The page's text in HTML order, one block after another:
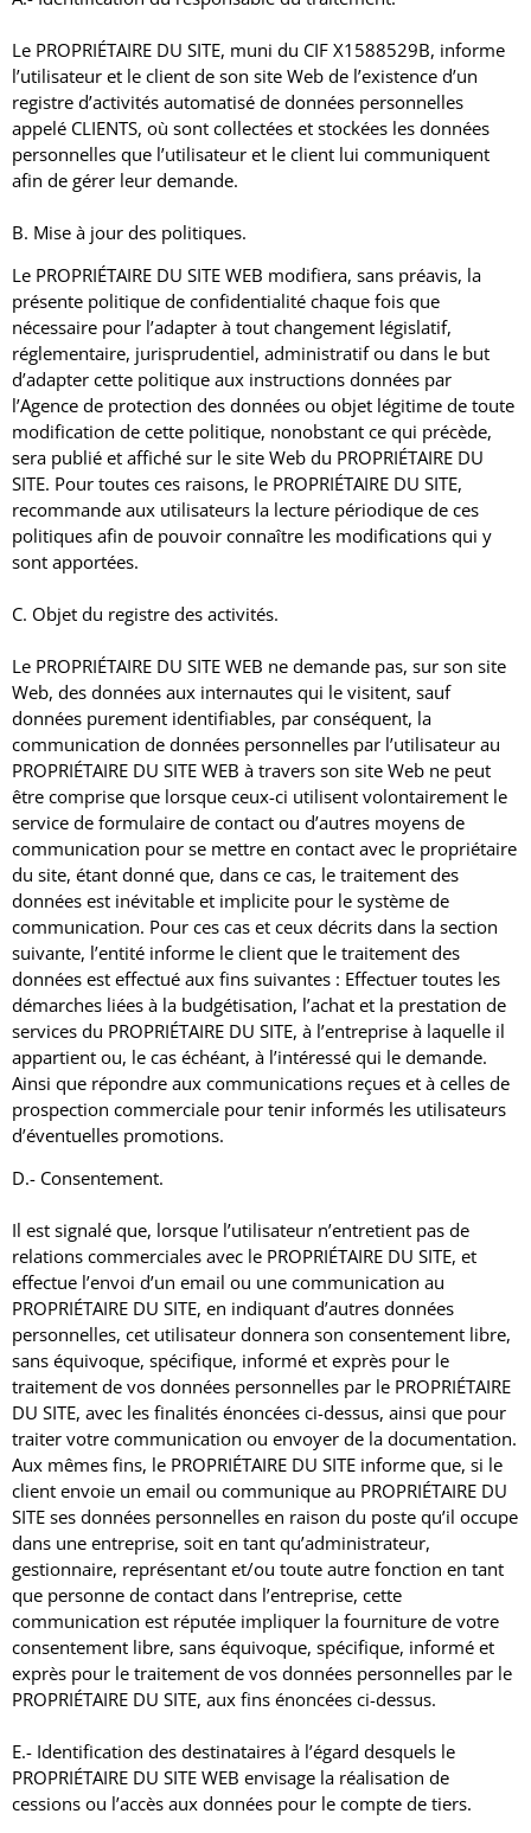
Le PROPRIÉTAIRE DU SITE, muni du CIF X1588529B, informe
l’utilisateur et le client de son site Web de l’existence d’un
registre d’activités automatisé de données personnelles
appelé CLIENTS, où sont collectées et stockées les données
personnelles que l’utilisateur et le client lui communiquent
afin de gérer leur demande.
B. Mise à jour des politiques.
Le PROPRIÉTAIRE DU SITE WEB modifiera, sans préavis, la
présente politique de confidentialité chaque fois que
nécessaire pour l’adapter à tout changement législatif,
réglementaire, jurisprudentiel, administratif ou dans le but
d’adapter cette politique aux instructions données par
l’Agence de protection des données ou objet légitime de toute
modification de cette politique, nonobstant ce qui précède,
sera publié et affiché sur le site Web du PROPRIÉTAIRE DU
SITE. Pour toutes ces raisons, le PROPRIÉTAIRE DU SITE,
recommande aux utilisateurs la lecture périodique de ces
politiques afin de pouvoir connaître les modifications qui y
sont apportées.
C. Objet du registre des activités.
Le PROPRIÉTAIRE DU SITE WEB ne demande pas, sur son site
Web, des données aux internautes qui le visitent, sauf
données purement identifiables, par conséquent, la
communication de données personnelles par l’utilisateur au
PROPRIÉTAIRE DU SITE WEB à travers son site Web ne peut
être comprise que lorsque ceux-ci utilisent volontairement le
service de formulaire de contact ou d’autres moyens de
communication pour se mettre en contact avec le propriétaire
du site, étant donné que, dans ce cas, le traitement des
données est inévitable et implicite pour le système de
communication. Pour ces cas et ceux décrits dans la section
suivante, l’entité informe le client que le traitement des
données est effectué aux fins suivantes : Effectuer toutes les
démarches liées à la budgétisation, l’achat et la prestation de
services du PROPRIÉTAIRE DU SITE, à l’entreprise à laquelle il
appartient ou, le cas échéant, à l’intéressé qui le demande.
Ainsi que répondre aux communications reçues et à celles de
prospection commerciale pour tenir informés les utilisateurs
d’éventuelles promotions.
D.- Consentement.
Il est signalé que, lorsque l’utilisateur n’entretient pas de
relations commerciales avec le PROPRIÉTAIRE DU SITE, et
effectue l’envoi d’un email ou une communication au
PROPRIÉTAIRE DU SITE, en indiquant d’autres données
personnelles, cet utilisateur donnera son consentement libre,
sans équivoque, spécifique, informé et exprès pour le
traitement de vos données personnelles par le PROPRIÉTAIRE
DU SITE, avec les finalités énoncées ci-dessus, ainsi que pour
traiter votre communication ou envoyer de la documentation.
Aux mêmes fins, le PROPRIÉTAIRE DU SITE informe que, si le
client envoie un email ou communique au PROPRIÉTAIRE DU
SITE ses données personnelles en raison du poste qu’il occupe
dans une entreprise, soit en tant qu’administrateur,
gestionnaire, représentant et/ou toute autre fonction en tant
que personne de contact dans l’entreprise, cette
communication est réputée impliquer la fourniture de votre
consentement libre, sans équivoque, spécifique, informé et
exprès pour le traitement de vos données personnelles par le
PROPRIÉTAIRE DU SITE, aux fins énoncées ci-dessus.
E.- Identification des destinataires à l’égard desquels le
PROPRIÉTAIRE DU SITE WEB envisage la réalisation de
cessions ou l’accès aux données pour le compte de tiers.